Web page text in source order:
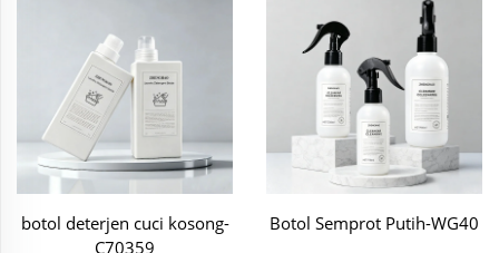
botol deterjen cuci kosong-
C70359
Botol Semprot Putih-WG40